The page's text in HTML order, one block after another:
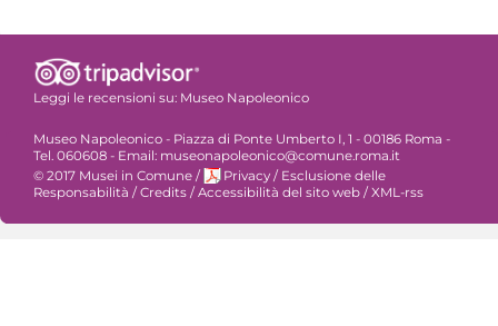
Leggi le recensioni su: Museo Napoleonico
Museo Napoleonico - Piazza di Ponte Umberto I, 1 - 00186 Roma -
Tel. 060608 - Email: museonapoleonico@comune.roma.it
© 2017 Musei in Comune / Privacy / Esclusione delle
Responsabilità /Credits /Accessibilità del sito web /XML-rss